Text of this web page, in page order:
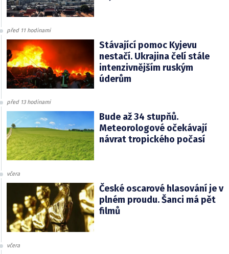
před 11 hodinami
Stávající pomoc Kyjevu
nestačí. Ukrajina čelí stále
intenzivnějším ruským
úderům
před 13 hodinami
Bude až 34 stupňů.
Meteorologové očekávají
návrat tropického počasí
včera
České oscarové hlasování je v
plném proudu. Šanci má pět
filmů
včera